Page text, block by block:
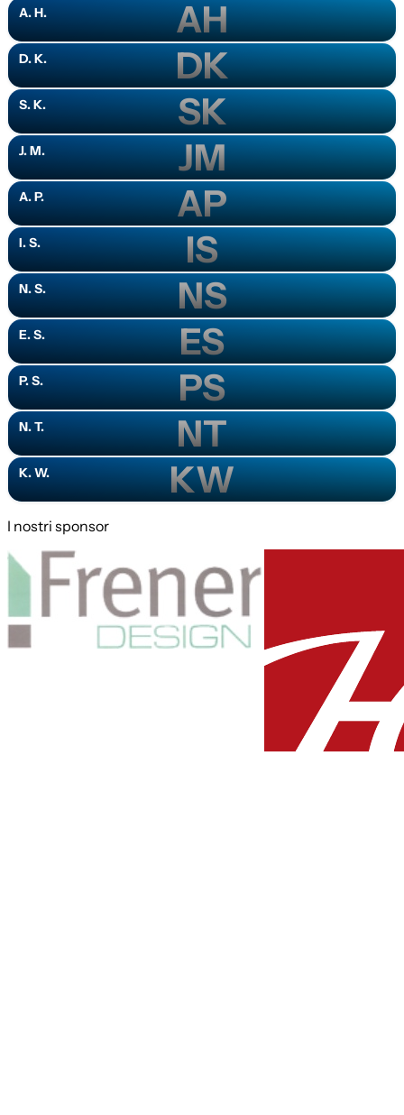
AH
A. H.
DK
D. K.
SK
S. K.
JM
J. M.
AP
A. P.
IS
I. S.
NS
N. S.
ES
E. S.
PS
P. S.
NT
N. T.
KW
K. W.
I nostri sponsor